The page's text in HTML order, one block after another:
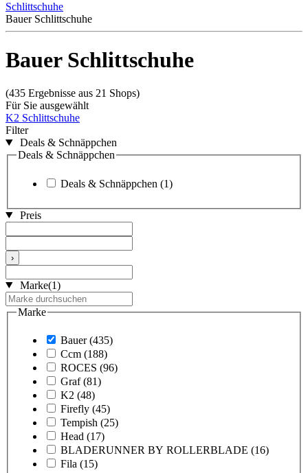
Schlittschuhe
Bauer Schlittschuhe
Bauer Schlittschuhe
(435 Ergebnisse aus 21 Shops)
Für Sie ausgewählt
K2 Schlittschuhe
Filter
Deals & Schnäppchen
Deals & Schnäppchen
Deals & Schnäppchen (1)
Preis
›
Marke(1)
Marke
Bauer (435)
Ccm (188)
ROCES (96)
Graf (81)
K2 (48)
Firefly (45)
Tempish (25)
Head (17)
BLADERUNNER BY ROLLERBLADE (16)
Fila (15)